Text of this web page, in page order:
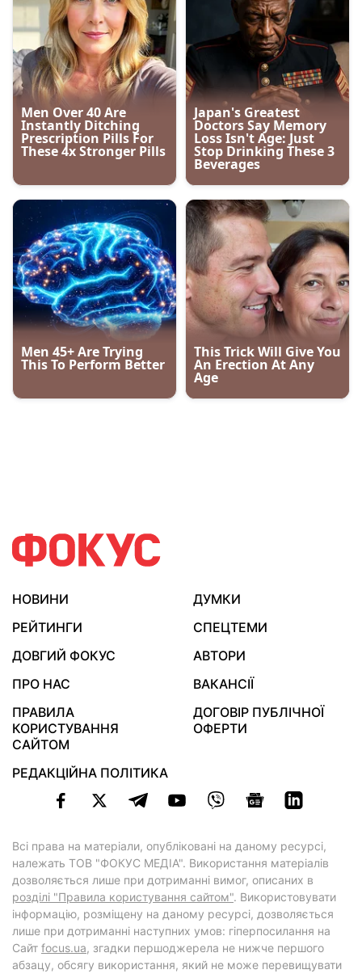
НОВИНИ
ДУМКИ
РЕЙТИНГИ
СПЕЦТЕМИ
ДОВГИЙ ФОКУС
АВТОРИ
ПРО НАС
ВАКАНСІЇ
ПРАВИЛА
КОРИСТУВАННЯ
САЙТОМ
ДОГОВІР ПУБЛІЧНОЇ
ОФЕРТИ
РЕДАКЦІЙНА ПОЛІТИКА
Всі права на матеріали, опубліковані на даному ресурсі,
належать ТОВ "ФОКУС МЕДІА". Використання матеріалів
дозволяється лише при дотриманні вимог, описаних в
розділі "Правила користування сайтом". Використовувати
інформацію, розміщену на даному ресурсі, дозволяється
лише при дотриманні наступних умов: гіперпосилання на
Cайт focus.ua, згадки першоджерела не нижче першого
абзацу, обсягу використання, який не може перевищувати